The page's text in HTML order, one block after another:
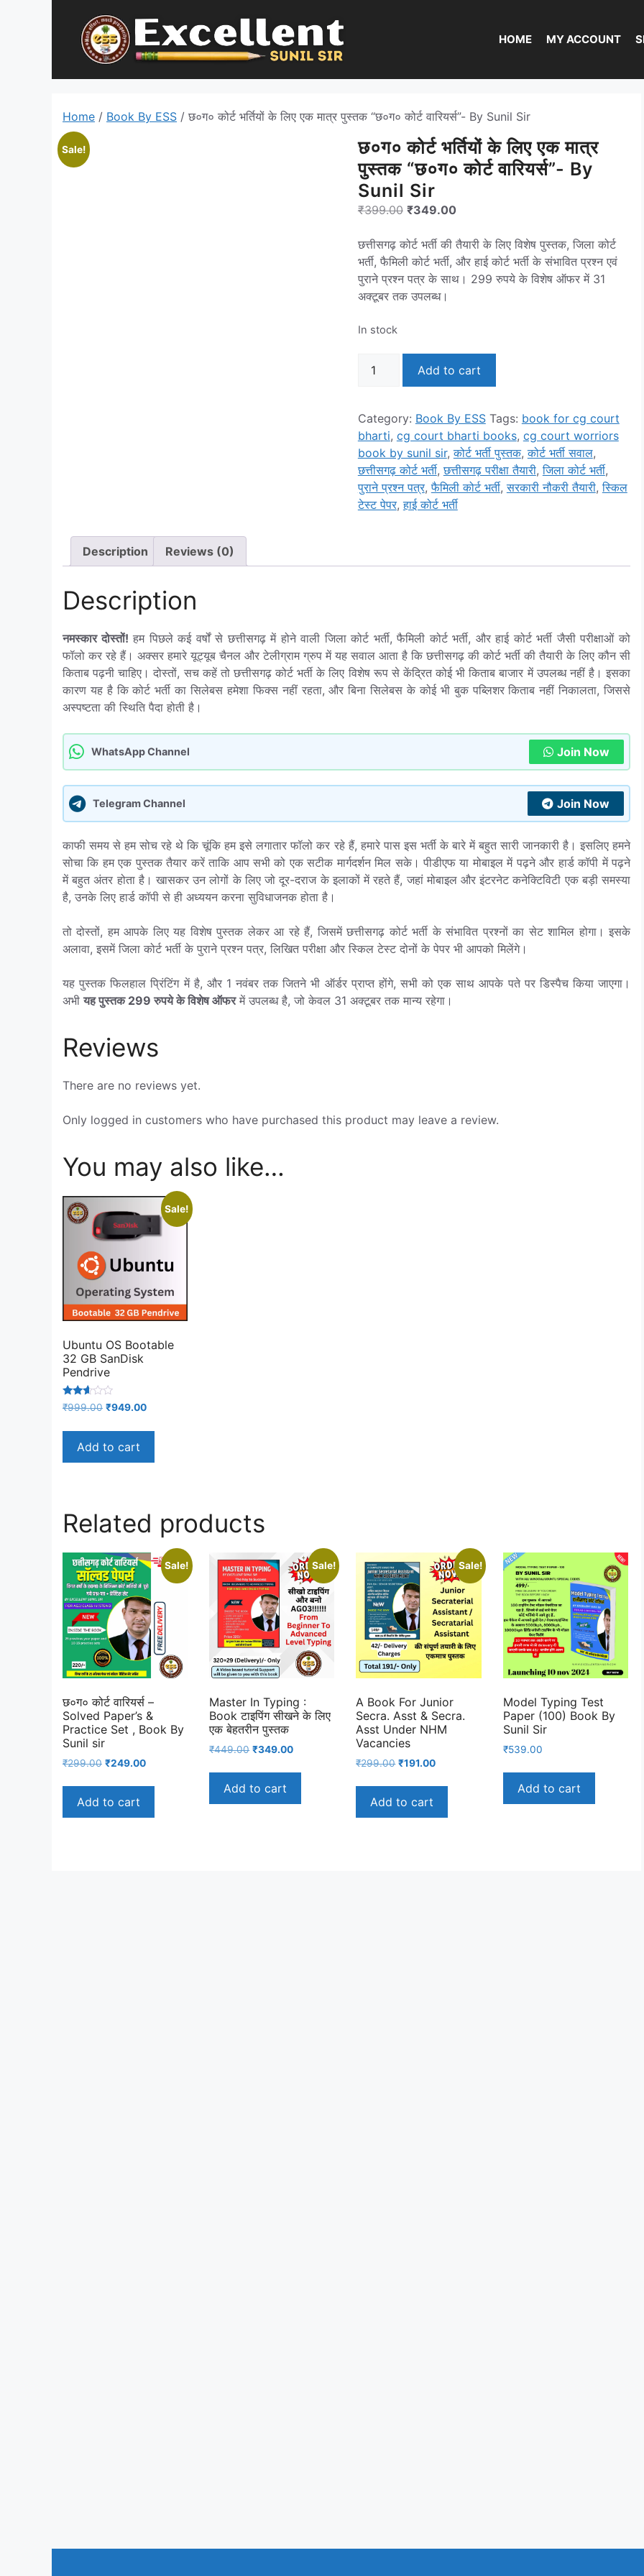
HOME MY ACCOUNT
Home / Book By ESS / छ०ग० कोर्ट भर्तियों के लिए एक मात्र पुस्तक “छ०ग० कोर्ट वारियर्स”- By Sunil Sir
Sale!
छ०ग० कोर्ट भर्तियों के लिए एक मात्र
पुस्तक “छ०ग० कोर्ट वारियर्स”- By
Sunil Sir
₹399.00 Original
was:
₹399.00.
₹349.00Current
is:
₹349.00.
छत्तीसगढ़ कोर्ट भर्ती की तैयारी के लिए विशेष पुस्तक, जिला कोर्ट
भर्ती, फैमिली कोर्ट भर्ती, और हाई कोर्ट भर्ती के संभावित प्रश्न एवं
पुराने प्रश्न पत्र के साथ। 299 रुपये के विशेष ऑफर में 31
अक्टूबर तक उपलब्ध।
In stock
कोर्ट
के
लिए
एक
मात्र
पुस्तक
"छ०ग०
Sunil
Add to cart
Category: Book By ESS Tags: book for cg court
bharti, cg court bharti books, cg court worriors
book by sunil sir,कोर्ट भर्ती पुस्तक,कोर्ट भर्ती सवाल,
छत्तीसगढ़ कोर्ट भर्ती,छत्तीसगढ़ परीक्षा तैयारी,जिला कोर्ट भर्ती,
पुराने प्रश्न पत्र,फैमिली कोर्ट भर्ती,सरकारी नौकरी तैयारी,स्किल
टेस्ट पेपर,हाई कोर्ट भर्ती
Description Reviews (0)
Description
नमस्कार दोस्तों! हम पिछले कई वर्षों से छत्तीसगढ़ में होने वाली जिला कोर्ट भर्ती, फैमिली कोर्ट भर्ती, और हाई कोर्ट भर्ती जैसी परीक्षाओं को
फॉलो कर रहे हैं। अक्सर हमारे यूट्यूब चैनल और टेलीग्राम ग्रुप में यह सवाल आता है कि छत्तीसगढ़ की कोर्ट भर्ती की तैयारी के लिए कौन सी
किताब पढ़नी चाहिए। दोस्तों, सच कहें तो छत्तीसगढ़ कोर्ट भर्ती के लिए विशेष रूप से केंद्रित कोई भी किताब बाजार में उपलब्ध नहीं है। इसका
कारण यह है कि कोर्ट भर्ती का सिलेबस हमेशा फिक्स नहीं रहता, और बिना सिलेबस के कोई भी बुक पब्लिशर किताब नहीं निकालता, जिससे
अस्पष्टता की स्थिति पैदा होती है।
WhatsApp Channel Join Now
Telegram Channel Join Now
काफी समय से हम सोच रहे थे कि चूंकि हम इसे लगातार फॉलो कर रहे हैं, हमारे पास इस भर्ती के बारे में बहुत सारी जानकारी है। इसलिए हमने
सोचा कि हम एक पुस्तक तैयार करें ताकि आप सभी को एक सटीक मार्गदर्शन मिल सके। पीडीएफ या मोबाइल में पढ़ने और हार्ड कॉपी में पढ़ने
में बहुत अंतर होता है। खासकर उन लोगों के लिए जो दूर-दराज के इलाकों में रहते हैं, जहां मोबाइल और इंटरनेट कनेक्टिविटी एक बड़ी समस्या
है, उनके लिए हार्ड कॉपी से ही अध्ययन करना सुविधाजनक होता है।
तो दोस्तों, हम आपके लिए यह विशेष पुस्तक लेकर आ रहे हैं, जिसमें छत्तीसगढ़ कोर्ट भर्ती के संभावित प्रश्नों का सेट शामिल होगा। इसके
अलावा, इसमें जिला कोर्ट भर्ती के पुराने प्रश्न पत्र, लिखित परीक्षा और स्किल टेस्ट दोनों के पेपर भी आपको मिलेंगे।
यह पुस्तक फिलहाल प्रिंटिंग में है, और 1 नवंबर तक जितने भी ऑर्डर प्राप्त होंगे, सभी को एक साथ आपके पते पर डिस्पैच किया जाएगा।
अभीयह पुस्तक 299 रुपये के विशेष ऑफरमें उपलब्ध है, जो केवल 31 अक्टूबर तक मान्य रहेगा।
Reviews
There are no reviews yet.
Only logged in customers who have purchased this product may leave a review.
You may also like…
Sale!
Ubuntu OS Bootable
32 GB SanDisk
Pendrive
Rated
2.50
5
₹999.00 Original
₹999.00.
₹949.00Current
Add to cart
Related products
Sale!
छ०ग० कोर्ट वारियर्स –
Solved Paper’s &
Practice Set , Book By
Sunil sir
₹299.00 Original
₹299.00.
₹249.00Current
Add to cart
Sale!
Master In Typing :
Book टाइपिंग सीखने के लिए
एक बेहतरीन पुस्तक
₹449.00 Original
₹449.00.
₹349.00Current
Add to cart
Sale!
A Book For Junior
Secra. Asst & Secra.
Asst Under NHM
Vacancies
₹299.00 Original
₹299.00.
₹191.00Current
Add to cart
Model Typing Test
Paper (100) Book By
Sunil Sir
₹539.00
Add to cart